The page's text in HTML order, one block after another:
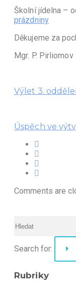
Školní jídelna –
prázdniny
Děkujeme za
Mgr. P. Pirliomov
Výlet 3.
Úspěch ve
Comments are
Search for:
Rubriky